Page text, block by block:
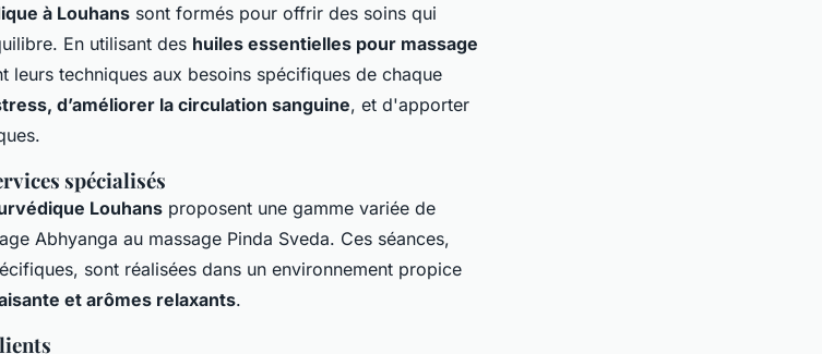
à Louhans sont formés pour offrir des soins qui
En utilisant des huiles essentielles pour massage
leurs techniques aux besoins spécifiques de chaque
d’améliorer la circulation sanguine, et d'apporter
spécialisés
Louhans proposent une gamme variée de
Abhyanga au massage Pinda Sveda. Ces séances,
sont réalisées dans un environnement propice
et arômes relaxants.